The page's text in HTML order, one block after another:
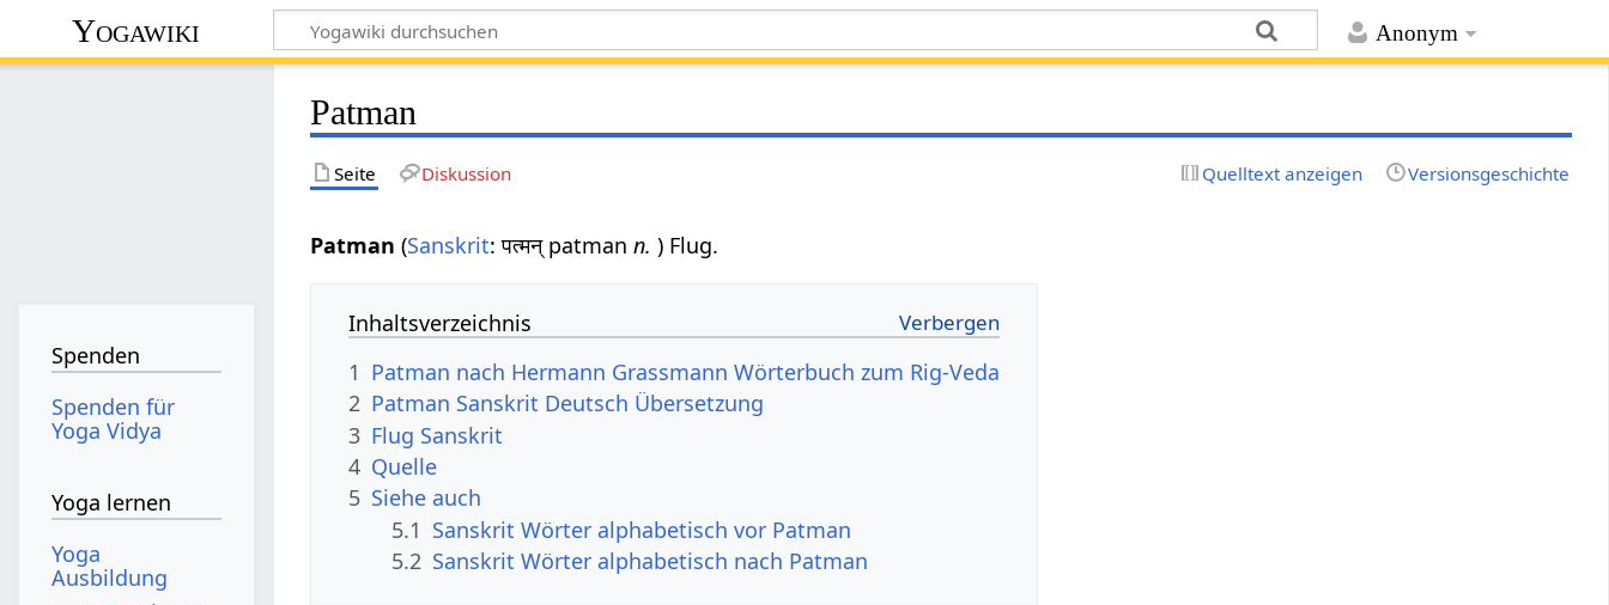
Anonym
Yogawiki
Patman
Seite Diskussion Quelltext anzeigen Versionsgeschichte
Patman(Sanskrit: पत्मन् patmann.) Flug.
Inhaltsverzeichnis
1 Patman nach Hermann Grassmann Wörterbuch zum Rig-Veda
2 Patman Sanskrit Deutsch Übersetzung
3 Flug Sanskrit
4 Quelle
5 Siehe auch
5.1 Sanskrit Wörter alphabetisch vor Patman
5.2 Sanskrit Wörter alphabetisch nach Patman
Spenden
Spenden für
Yoga Vidya
Yoga lernen
Yoga
Ausbildung